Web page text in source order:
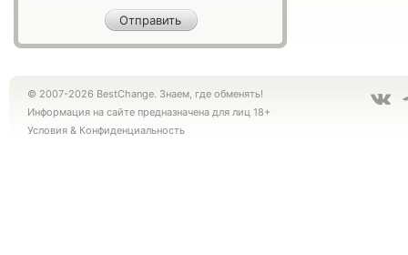
© 2007-2026 BestChange. Знаем, где обменять!
Информация на сайте предназначена для лиц 18+
Условия & Конфиденциальность